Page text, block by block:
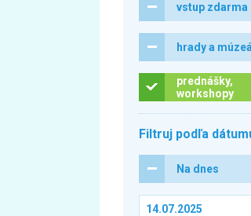
vstup zdarma
hrady a múzeá
prednášky,
workshopy
Filtruj podľa
Na dnes